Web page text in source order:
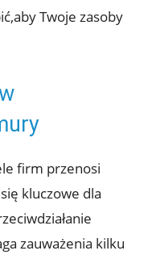
Twoje ‍zasoby
firm przenosi
kluczowe dla
zauważenia kilku